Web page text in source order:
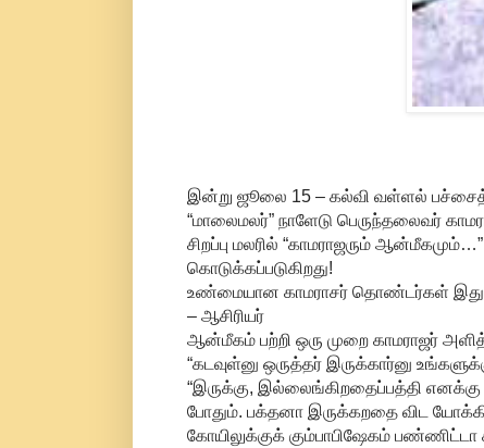
இன்று ஜூலை 15 – கல்வி வள்ளல் பச்சைத்
“மாலைமலர்” நாளேடு பெருந்தலைவர்
சிறப்பு மலரில் “காமராஜரும்
கொடுக்கப்படுகிறது!
உண்மையான காமராசர் தொண்டர்கள்
– ஆசிரியர்
ஆன்மீகம் பற்றி ஒரு முறை காமராஜர்
“கடவுள்னு ஒருத்தர் இருக்கார்னு
“இருக்கு, இல்லைங்கிறதைப்பத்தி
போதும். பக்தனா இருக்கறதை விட
கோயிலுக்குக் கும்பாபிஷேகம் பண்ணிட்டா